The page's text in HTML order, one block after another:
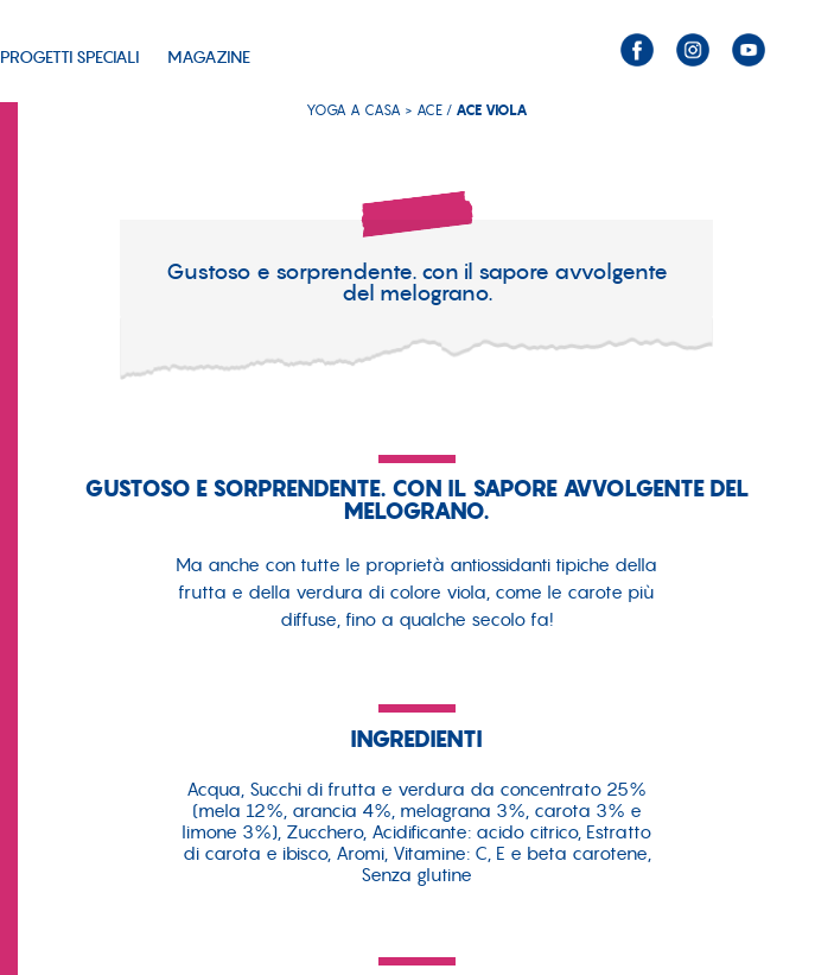
PROGETTI SPECIALI MAGAZINE
YOGA A CASA > ACE / ACE VIOLA
Gustoso e sorprendente. con il sapore avvolgente
del melograno.
GUSTOSO E SORPRENDENTE. CON IL SAPORE AVVOLGENTE DEL
MELOGRANO.
Ma anche con tutte le proprietà antiossidanti tipiche della
frutta e della verdura di colore viola, come le carote più
diffuse, fino a qualche secolo fa!
INGREDIENTI
Acqua, Succhi di frutta e verdura da concentrato 25%
(mela 12%, arancia 4%, melagrana 3%, carota 3% e
limone 3%), Zucchero, Acidificante: acido citrico, Estratto
di carota e ibisco, Aromi, Vitamine: C, E e beta carotene,
Senza glutine